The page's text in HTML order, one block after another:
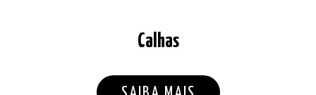
Calhas